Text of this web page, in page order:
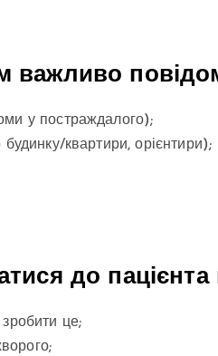
важливо
у постраждалого);
квартири, орієнтири);
до
зробити це;